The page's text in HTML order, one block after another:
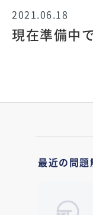
2021.06.18
現在準備中で
最近の問題